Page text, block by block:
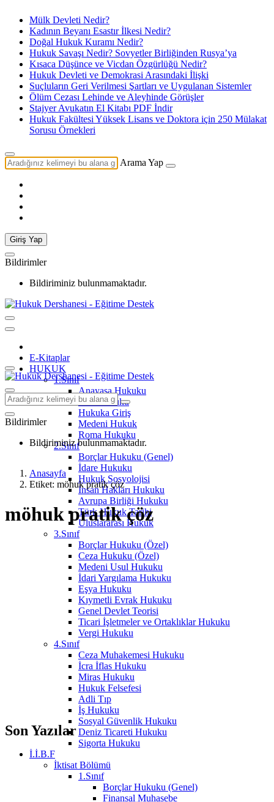
Mülk Devleti Nedir?
Kadının Beyanı Esastır İlkesi Nedir?
Doğal Hukuk Kuramı Nedir?
Hukuk Savaşı Nedir? Sovyetler Birliğinden Rusya’ya
Kısaca Düşünce ve Vicdan Özgürlüğü Nedir?
Hukuk Devleti ve Demokrasi Arasındaki İlişki
Suçluların Geri Verilmesi Şartları ve Uygulanan Sistemler
Ölüm Cezası Lehinde ve Aleyhinde Görüşler
Stajyer Avukatın El Kitabı PDF İndir
Hukuk Fakültesi Yüksek Lisans ve Doktora için 250 Mülakat
Sorusu Örnekleri
Arama Yap
Giriş Yap
Bildirimler
Bildiriminiz bulunmamaktadır.
E-Kitaplar
HUKUK
1.Sınıf
Anayasa Hukuku
Aile Hukuku
Hukuka Giriş
Medeni Hukuk
Roma Hukuku
2.Sınıf
Borçlar Hukuku (Genel)
İdare Hukuku
Hukuk Sosyolojisi
İnsan Hakları Hukuku
Avrupa Birliği Hukuku
Türk Hukuk Tarihi
Uluslararası Hukuk
3.Sınıf
Borçlar Hukuku (Özel)
Ceza Hukuku (Özel)
Medeni Usul Hukuku
İdari Yargılama Hukuku
Eşya Hukuku
Kıymetli Evrak Hukuku
Genel Devlet Teorisi
Ticari İşletmeler ve Ortaklıklar Hukuku
Vergi Hukuku
4.Sınıf
Ceza Muhakemesi Hukuku
İcra İflas Hukuku
Miras Hukuku
Hukuk Felsefesi
Adli Tıp
İş Hukuku
Sosyal Güvenlik Hukuku
Deniz Ticareti Hukuku
Sigorta Hukuku
İ.İ.B.F
İktisat Bölümü
1.Sınıf
Borçlar Hukuku (Genel)
Finansal Muhasebe
Bildirimler
Bildiriminiz bulunmamaktadır.
Anasayfa
Etiket: möhuk pratik çöz
möhuk pratik çöz
Son Yazılar